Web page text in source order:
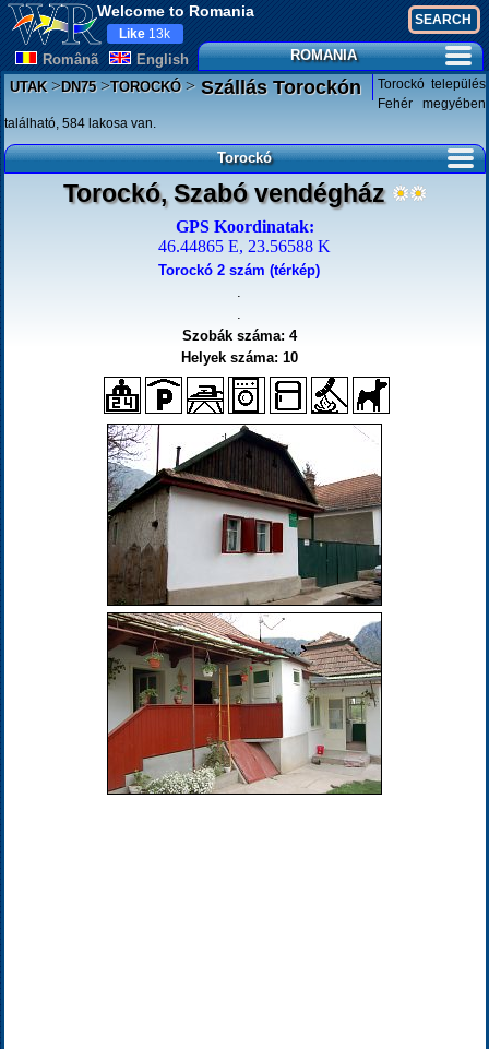
Welcome to Romania
Românã English
Like 13k
ROMANIA
UTAK>DN75>TOROCKÓ>Szállás Torockón
Torockó település
Fehér megyében
található, 584 lakosa van.
Torockó
Torockó, Szabó vendégház
GPS Koordinatak:
46.44865 E, 23.56588 K
Torockó 2 szám (térkép)
.
.
Szobák száma: 4
Helyek száma: 10